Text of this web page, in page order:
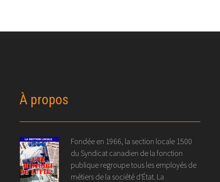
À propos
Fondée en 1966, la section locale 1500
du Syndicat canadien de la fonction
publique regroupe tous les employés de
métiers de la société d'État. La